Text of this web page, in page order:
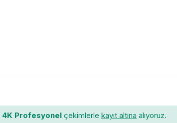
4K Profesyonel çekimlerle kayıt altına alıyoruz.